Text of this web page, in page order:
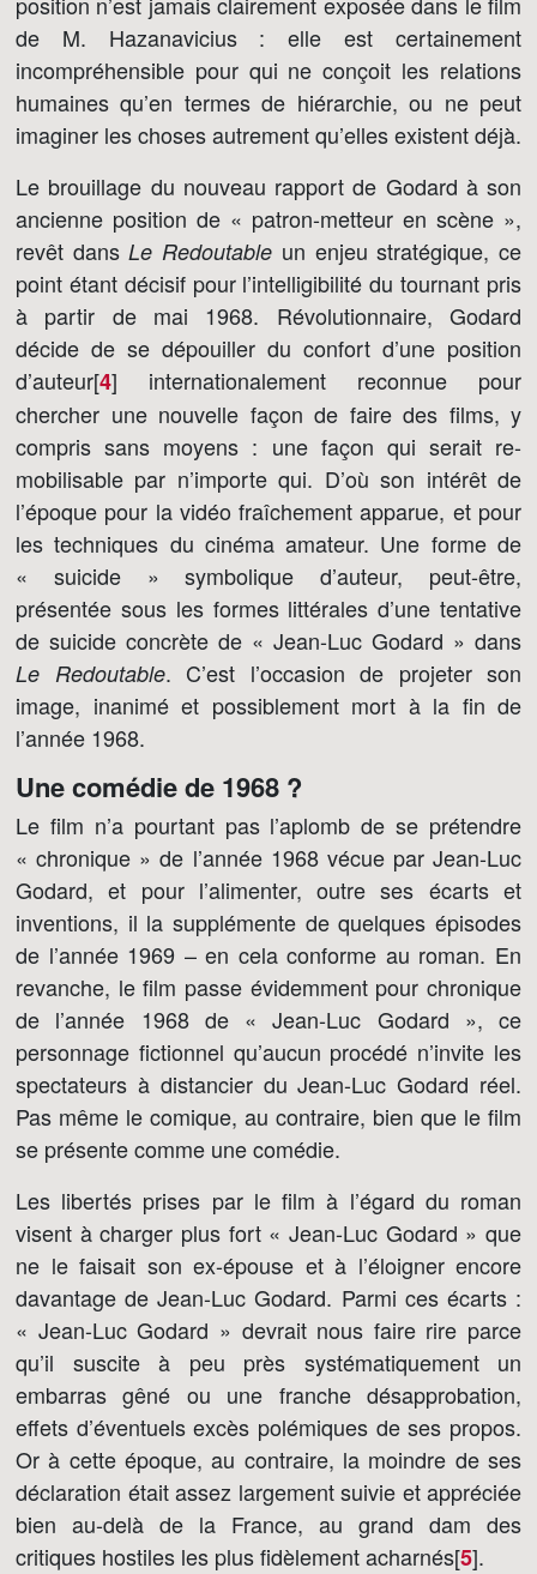
de M. Hazanavicius : elle est certainement
incompréhensible pour qui ne conçoit les relations
humaines qu’en termes de hiérarchie, ou ne peut
imaginer les choses autrement qu’elles existent déjà.
Le brouillage du nouveau rapport de Godard à son
ancienne position de « patron-metteur en scène »,
revêt dansLe Redoutable un enjeu stratégique, ce
point étant décisif pour l’intelligibilité du tournant pris
à partir de mai 1968. Révolutionnaire, Godard
décide de se dépouiller du confort d’une position
d’auteur[4] internationalement reconnue pour
chercher une nouvelle façon de faire des films, y
compris sans moyens : une façon qui serait re-
mobilisable par n’importe qui. D’où son intérêt de
l’époque pour la vidéo fraîchement apparue, et pour
les techniques du cinéma amateur. Une forme de
« suicide » symbolique d’auteur, peut-être,
présentée sous les formes littérales d’une tentative
de suicide concrète de « Jean-Luc Godard » dans
Le Redoutable. C’est l’occasion de projeter son
image, inanimé et possiblement mort à la fin de
l’année 1968.
Une comédie de 1968 ?
Le film n’a pourtant pas l’aplomb de se prétendre
« chronique » de l’année 1968 vécue par Jean-Luc
Godard, et pour l’alimenter, outre ses écarts et
inventions, il la supplémente de quelques épisodes
de l’année 1969 – en cela conforme au roman. En
revanche, le film passe évidemment pour chronique
de l’année 1968 de « Jean-Luc Godard », ce
personnage fictionnel qu’aucun procédé n’invite les
spectateurs à distancier du Jean-Luc Godard réel.
Pas même le comique, au contraire, bien que le film
se présente comme une comédie.
Les libertés prises par le film à l’égard du roman
visent à charger plus fort « Jean-Luc Godard » que
ne le faisait son ex-épouse et à l’éloigner encore
davantage de Jean-Luc Godard. Parmi ces écarts :
« Jean-Luc Godard » devrait nous faire rire parce
qu’il suscite à peu près systématiquement un
embarras gêné ou une franche désapprobation,
effets d’éventuels excès polémiques de ses propos.
Or à cette époque, au contraire, la moindre de ses
déclaration était assez largement suivie et appréciée
bien au-delà de la France, au grand dam des
critiques hostiles les plus fidèlement acharnés[5].